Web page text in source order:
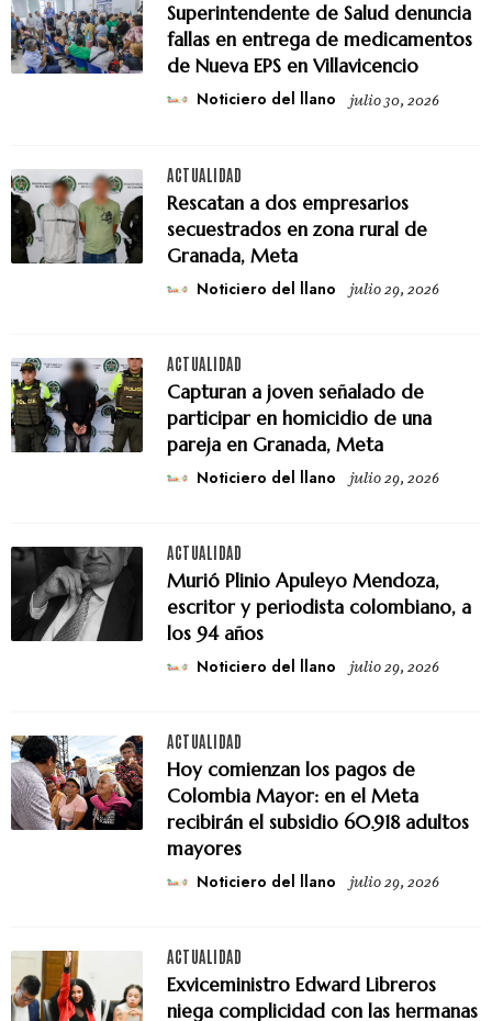
Superintendente de Salud denuncia
fallas en entrega de medicamentos
de Nueva EPS en Villavicencio
Noticiero del llano julio 30, 2026
ACTUALIDAD
Rescatan a dos empresarios
secuestrados en zona rural de
Granada, Meta
Noticiero del llano julio 29, 2026
ACTUALIDAD
Capturan a joven señalado de
participar en homicidio de una
pareja en Granada, Meta
Noticiero del llano julio 29, 2026
ACTUALIDAD
Murió Plinio Apuleyo Mendoza,
escritor y periodista colombiano, a
los 94 años
Noticiero del llano julio 29, 2026
ACTUALIDAD
Hoy comienzan los pagos de
Colombia Mayor: en el Meta
recibirán el subsidio 60.918 adultos
mayores
Noticiero del llano julio 29, 2026
ACTUALIDAD
Exviceministro Edward Libreros
niega complicidad con las hermanas